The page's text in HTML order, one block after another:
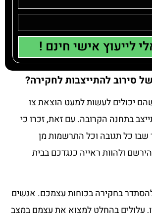
לייעוץ אישי חינם !
סירוב להתייצבות לחקירה?
יכולים לעשות למעט הוצאת צו
בתחנה הקרובה. עם זאת, זכרו כי
שבו כל תגובה וכל התרשמות מן
ולהוות ראייה כנגדכם בבית
בחקירה בכוחות עצמכם. אנשים
עלולים בהחלט למצוא את עצמם במצב